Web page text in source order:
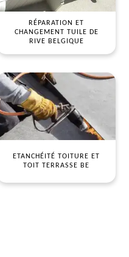
RÉPARATION ET
CHANGEMENT TUILE DE
RIVE BELGIQUE
ETANCHÉITÉ TOITURE ET
TOIT TERRASSE BE